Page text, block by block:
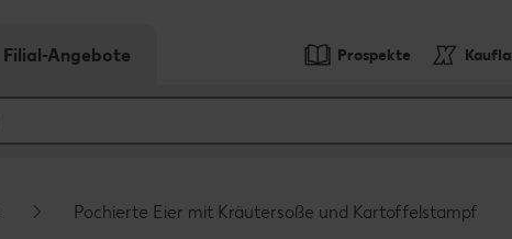
Prospekte
Filial-Angebote
Pochierte Eier mit Kräutersoße und Kartoffelstampf